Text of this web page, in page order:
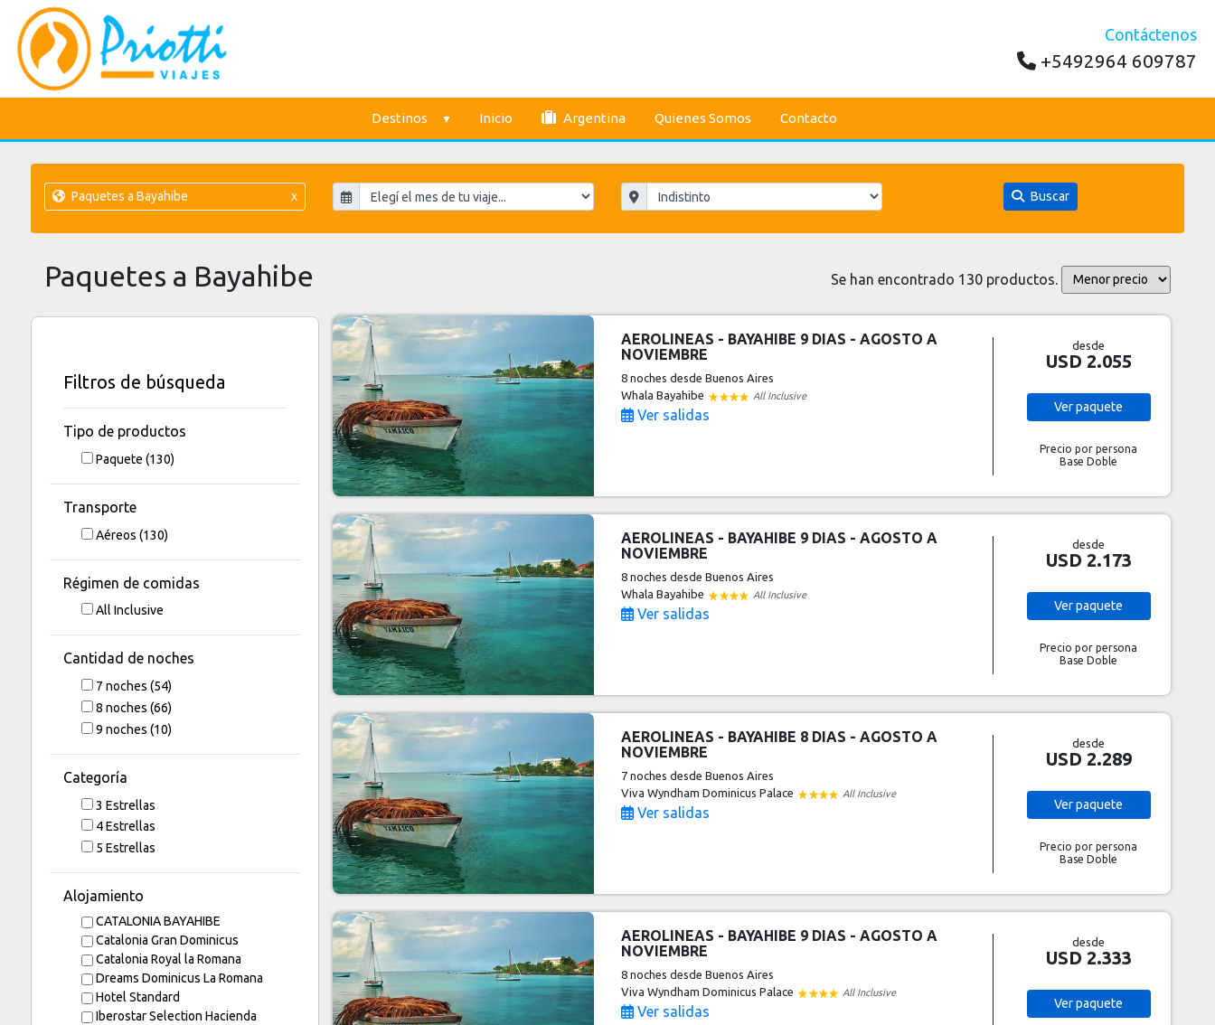
Contáctenos
+5492964 609787
Destinos Inicio Argentina Quienes Somos Contacto
Paquetes a Bayahibe x Buscar
Paquetes a Bayahibe Se han encontrado 130 productos.
Filtros de búsqueda
Tipo de productos
Paquete (130)
Transporte
Aéreos (130)
Régimen de comidas
All Inclusive
Cantidad de noches
7 noches (54)
8 noches (66)
9 noches (10)
Categoría
3 Estrellas
4 Estrellas
5 Estrellas
Alojamiento
CATALONIA BAYAHIBE
Catalonia Gran Dominicus
Catalonia Royal la Romana
Dreams Dominicus La Romana
Hotel Standard
Iberostar Selection Hacienda
AEROLINEAS - BAYAHIBE 9 DIAS - AGOSTO A
NOVIEMBRE
8 noches desde Buenos Aires
Whala Bayahibe
All Inclusive
Ver salidas
desde
USD 2.055
Verpaquete
Precio por persona
Base Doble
AEROLINEAS - BAYAHIBE 9 DIAS - AGOSTO A
NOVIEMBRE
8 noches desde Buenos Aires
Whala Bayahibe
All Inclusive
Ver salidas
desde
USD 2.173
Verpaquete
Precio por persona
Base Doble
AEROLINEAS - BAYAHIBE 8 DIAS - AGOSTO A
NOVIEMBRE
7 noches desde Buenos Aires
Viva Wyndham Dominicus Palace
All Inclusive
Ver salidas
desde
USD 2.289
Verpaquete
Precio por persona
Base Doble
AEROLINEAS - BAYAHIBE 9 DIAS - AGOSTO A
NOVIEMBRE
8 noches desde Buenos Aires
Viva Wyndham Dominicus Palace
All Inclusive
Ver salidas
desde
USD 2.333
Verpaquete